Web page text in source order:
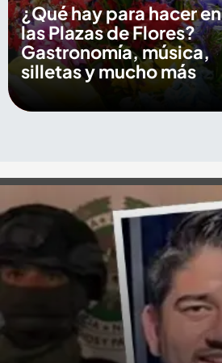
¿Qué hay para hacer en
las Plazas de Flores?
Gastronomía, música,
silletas y mucho más